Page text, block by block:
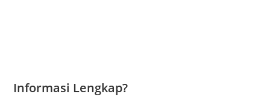
Informasi Lengkap?